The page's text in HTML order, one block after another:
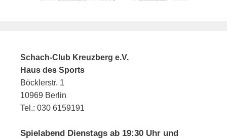
Schach-Club Kreuzberg e.V.
Haus des Sports
Böcklerstr. 1
10969 Berlin
Tel.: 030 6159191
Spielabend Dienstags ab 19:30 Uhr und